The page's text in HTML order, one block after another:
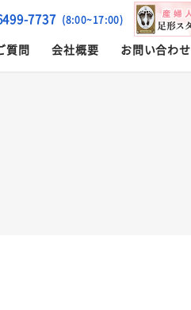
7737 (8:00~17:00)
質問 会社概要 お問い合わせ